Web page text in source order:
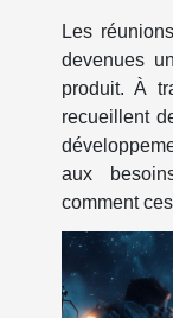
Les
devenues
produit. À
recueillent
aux
comment